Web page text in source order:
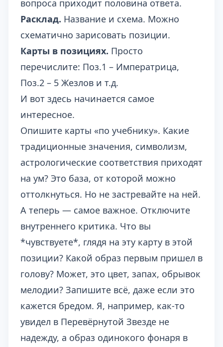
вопроса приходит половина ответа.
Расклад. Название и схема. Можно
схематично зарисовать позиции.
Карты в позициях. Просто
перечислите: Поз.1 – Императрица,
Поз.2 – 5 Жезлов и т.д.
И вот здесь начинается самое
интересное.
Опишите карты «по учебнику». Какие
традиционные значения, символизм,
астрологические соответствия приходят
на ум? Это база, от которой можно
оттолкнуться. Но не застревайте на ней.
А теперь — самое важное. Отключите
внутреннего критика. Что вы
*чувствуете*, глядя на эту карту в этой
позиции? Какой образ первым пришел в
голову? Может, это цвет, запах, обрывок
мелодии? Запишите всё, даже если это
кажется бредом. Я, например, как-то
увидел в Перевёрнутой Звезде не
надежду, а образ одинокого фонаря в